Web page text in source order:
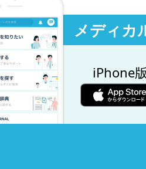
メディカ
iPhone